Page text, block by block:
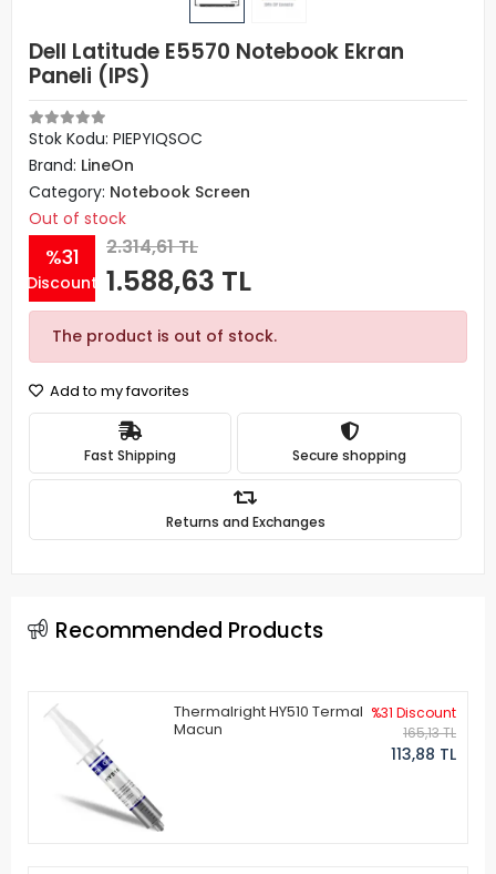
Dell Latitude E5570 Notebook Ekran
Paneli (IPS)
Stok Kodu: PIEPYIQSOC
Brand: LineOn
Category: Notebook Screen
Out of stock
%31
Discount
2.314,61 TL
1.588,63 TL
The product is out of stock.
Add to my favorites
Fast Shipping Secure shopping
Returns and Exchanges
Recommended Products
Thermalright HY510 Termal
Macun
%31 Discount
165,13 TL
113,88 TL